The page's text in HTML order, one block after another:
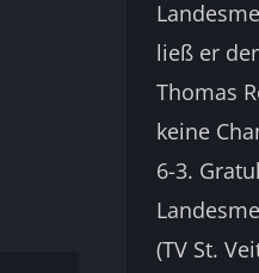
ließ er
Thomas
keine
6-3.
(TV St.